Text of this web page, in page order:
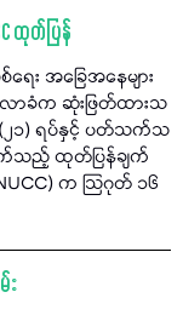
ထုတ်ပြန်
း အခြေအနေများ
ာခံက ဆုံးဖြတ်ထားသ
(၂၁) ရပ်နှင့် ပတ်သက်သ
သည့် ထုတ်ပြန်ချက်
က သြဂုတ် ၁၆
း